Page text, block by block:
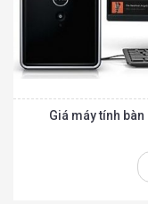
Giá máy tính